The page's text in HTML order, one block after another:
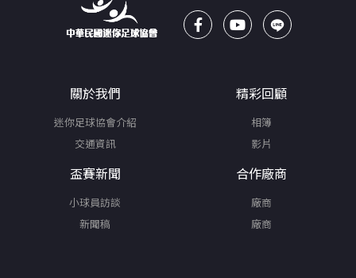
關於我們
迷你足球協會介紹
交通資訊
精彩回顧
相簿
影片
盃賽新聞
小球員訪談
新聞稿
合作廠商
廠商
廠商